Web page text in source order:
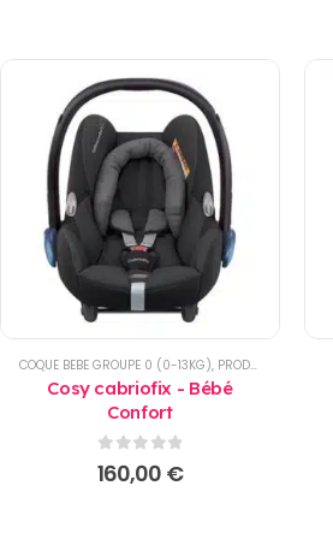
COQUE BEBE GROUPE 0 (0-13KG), PRODUITS
Cosy cabriofix - Bébé
Confort
0sur 5
160,00 €